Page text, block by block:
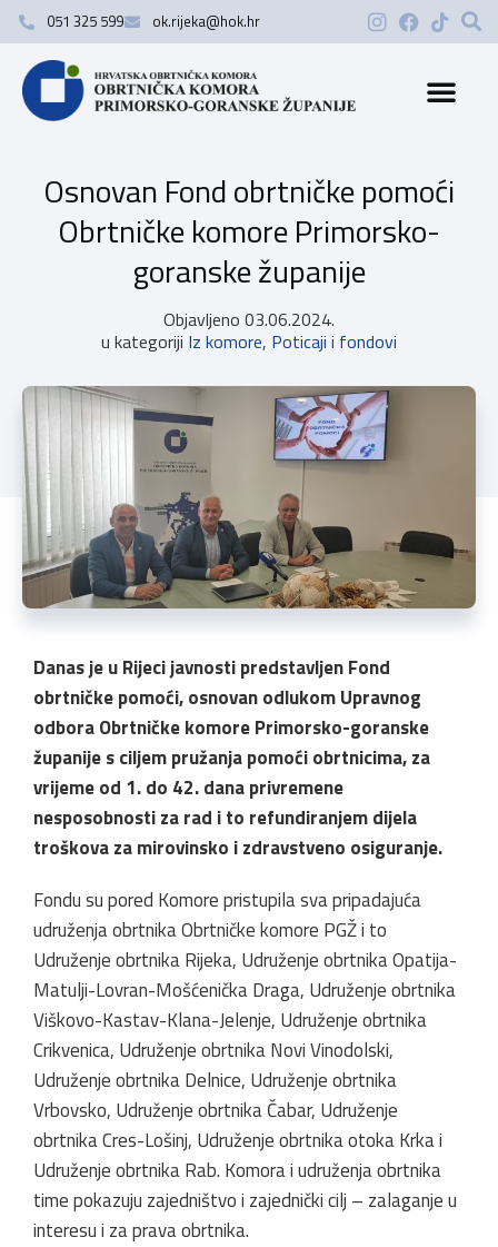
051 325 599 ok.rijeka@hok.hr
Osnovan Fond obrtničke pomoći
Obrtničke komore Primorsko-
goranske županije
Objavljeno 03.06.2024.
u kategoriji Iz komore, Poticaji i fondovi
Danas je u Rijeci javnosti predstavljen Fond
obrtničke pomoći, osnovan odlukom Upravnog
odbora Obrtničke komore Primorsko-goranske
županije s ciljem pružanja pomoći obrtnicima, za
vrijeme od 1. do 42. dana privremene
nesposobnosti za rad i to refundiranjem dijela
troškova za mirovinsko i zdravstveno osiguranje.
Fondu su pored Komore pristupila sva pripadajuća
udruženja obrtnika Obrtničke komore PGŽ i to
Udruženje obrtnika Rijeka, Udruženje obrtnika Opatija-
Matulji-Lovran-Mošćenička Draga, Udruženje obrtnika
Viškovo-Kastav-Klana-Jelenje, Udruženje obrtnika
Crikvenica, Udruženje obrtnika Novi Vinodolski,
Udruženje obrtnika Delnice, Udruženje obrtnika
Vrbovsko, Udruženje obrtnika Čabar, Udruženje
obrtnika Cres-Lošinj, Udruženje obrtnika otoka Krka i
Udruženje obrtnika Rab. Komora i udruženja obrtnika
time pokazuju zajedništvo i zajednički cilj – zalaganje u
interesu i za prava obrtnika.